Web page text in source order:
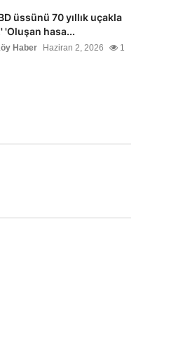
üssünü 70 yıllık uçakla
'Oluşan hasa...
Haber Haziran 2, 2026 1